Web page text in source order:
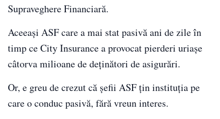
Supraveghere Financiară.
Aceeași ASF care a mai stat pasivă ani de zile în
timp ce City Insurance a provocat pierderi uriașe
câtorva milioane de deținători de asigurări.
Or, e greu de crezut că șefii ASF țin instituția pe
care o conduc pasivă, fără vreun interes.